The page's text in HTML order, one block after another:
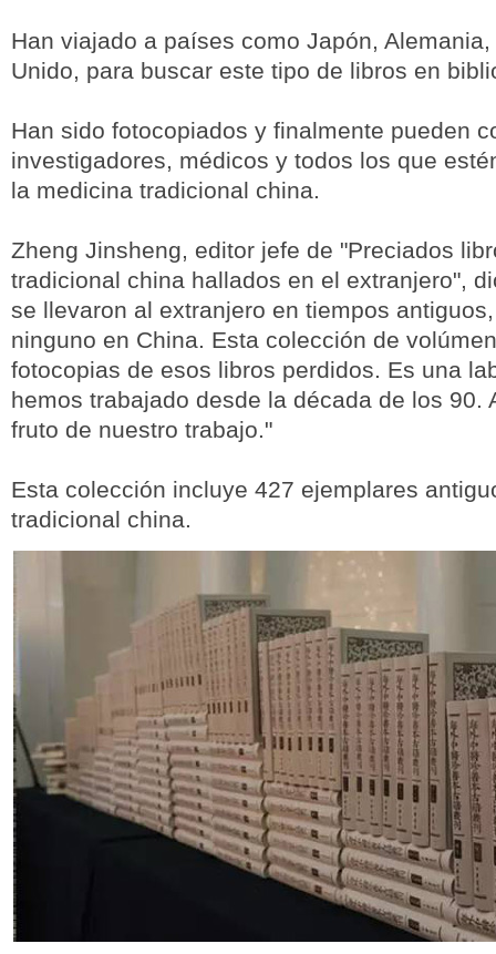
Han viajado a países como Japón,
Unido, para buscar este tipo de libros en
Han sido fotocopiados y finalmente pueden
investigadores, médicos y todos los que
la medicina tradicional china.
Zheng Jinsheng, editor jefe de "Preciados
tradicional china hallados en el extranjero",
se llevaron al extranjero en tiempos
ninguno en China. Esta colección de
fotocopias de esos libros perdidos. Es una
hemos trabajado desde la década de los 90.
fruto de nuestro trabajo."
Esta colección incluye 427 ejemplares
tradicional china.